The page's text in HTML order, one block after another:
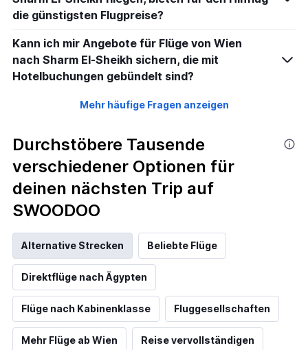
die günstigsten Flugpreise?
Kann ich mir Angebote für Flüge von Wien
nach Sharm El-Sheikh sichern, die mit
Hotelbuchungen gebündelt sind?
Mehr häufige Fragen anzeigen
Durchstöbere Tausende
verschiedener Optionen für
deinen nächsten Trip auf
SWOODOO
Alternative Strecken Beliebte Flüge
Direktflüge nach Ägypten
Flüge nach Kabinenklasse Fluggesellschaften
Mehr Flüge ab Wien Reise vervollständigen